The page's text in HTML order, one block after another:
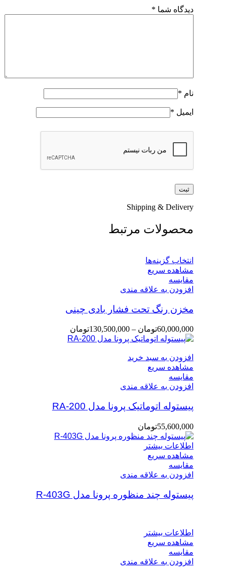
دیدگاه شما *
نام *
ایمیل *
Shipping & Delivery
محصولات مرتبط
انتخاب گزینه‌ها
مشاهده سریع
مقایسه
افزودن به علاقه مندی
مخزن رنگ تحت فشار بادی چینی
60,000,000تومان –
130,500,000تومان
افزودن به سبد خرید
مشاهده سریع
مقایسه
افزودن به علاقه مندی
پیستوله اتوماتیک پرونا مدل RA-200
55,600,000تومان
اطلاعات بیشتر
مشاهده سریع
مقایسه
افزودن به علاقه مندی
پیستوله چند منظوره پرونا مدل R-403G
اطلاعات بیشتر
مشاهده سریع
مقایسه
افزودن به علاقه مندی